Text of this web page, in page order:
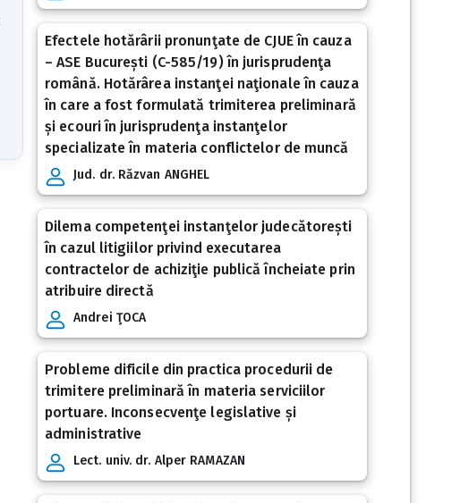
Efectele hotărârii pronunţate de CJUE în cauza
– ASE București (C-585/19) în jurisprudenţa
română. Hotărârea instanţei naţionale în cauza
în care a fost formulată trimiterea preliminară
și ecouri în jurisprudenţa instanţelor
specializate în materia conflictelor de muncă
Jud. dr. Răzvan ANGHEL
Dilema competenţei instanţelor judecătorești
în cazul litigiilor privind executarea
contractelor de achiziţie publică încheiate prin
atribuire directă
Andrei ŢOCA
Probleme dificile din practica procedurii de
trimitere preliminară în materia serviciilor
portuare. Inconsecvenţe legislative și
administrative
Lect. univ. dr. Alper RAMAZAN